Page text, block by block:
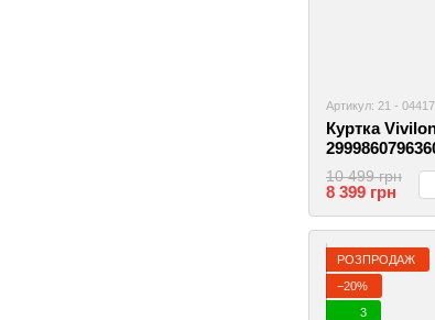
Артикул: 21 - 04417
Куртка
10 499 грн
8 399 грн
РОЗПРОДАЖ
−20%
3